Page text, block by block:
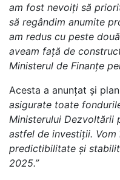
am fost nevoiți să
să regândim anumite
am redus cu peste
aveam față de
Ministerul de Finanțe
Acesta a anunțat și
asigurate toate
Ministerului Dezvoltării
astfel de investiții. Vom
predictibilitate și
2025.”